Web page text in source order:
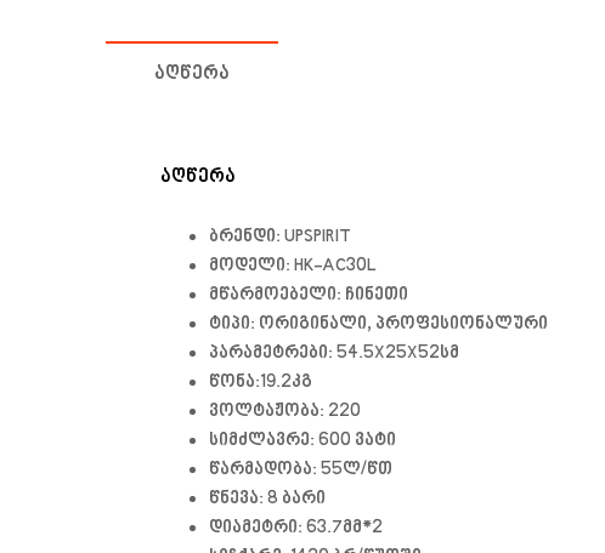
ᲐᲦᲬᲔᲠᲐ
ᲐᲦᲬᲔᲠᲐ
ბრენდი: UPSPIRIT
მოდელი: HK-AC30L
მწარმოებელი: ჩინეთი
ტიპი: ორიგინალი, პროფესიონალური
პარამეტრები: 54.5X25X52სმ
წონა:19.2კგ
ვოლტაჟობა: 220
სიმძლავრე: 600 ვატი
წარმადობა: 55ლ/წთ
წნევა: 8 ბარი
დიამეტრი: 63.7მმ*2